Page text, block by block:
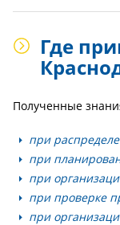
Где
Полученные
при
при
при
при проверке
при